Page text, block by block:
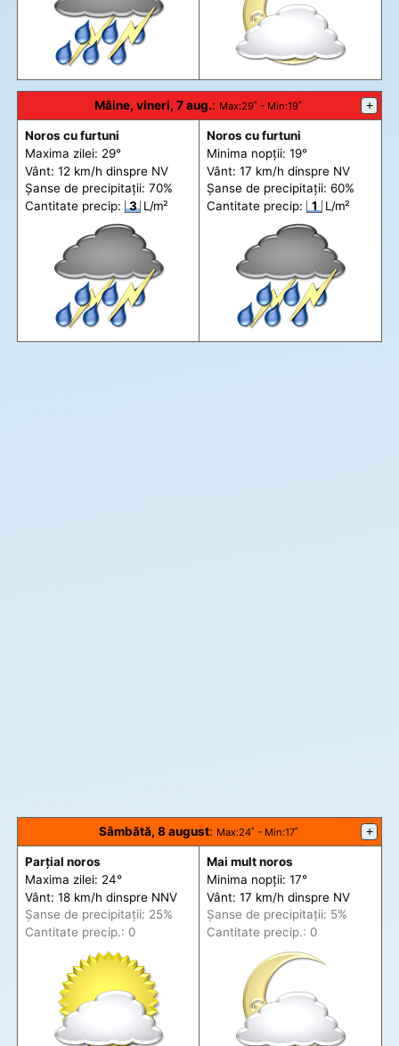
Mâine, vineri, 7 aug.: Max:29˚ - Min:19˚ +
Noros cu furtuni
Maxima zilei: 29°
Vânt: 12 km/h dinspre NV
Șanse de precipitații: 70%
Cantitate precip:
3 L/m²
Noros cu furtuni
Minima nopții: 19°
Vânt: 17 km/h dinspre NV
Șanse de precipitații: 60%
Cantitate precip:
1 L/m²
Sâmbătă, 8 august: Max:24˚ - Min:17˚ +
Parțial noros
Maxima zilei: 24°
Vânt: 18 km/h dinspre NNV
Șanse de precipitații: 25%
Cantitate precip.: 0
Mai mult noros
Minima nopții: 17°
Vânt: 17 km/h dinspre NV
Șanse de precipitații: 5%
Cantitate precip.: 0